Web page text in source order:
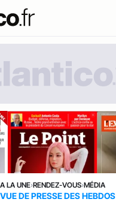
A LA UNE›RENDEZ-VOUS›MÉDIA
DE PRESSE DES HEBDOS